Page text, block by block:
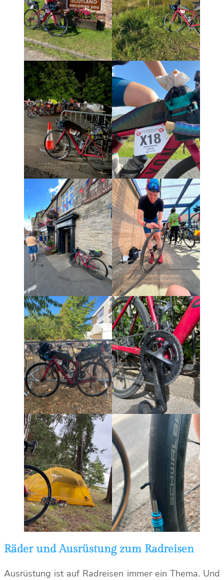
Räder und Ausrüstung zum Radreisen
Ausrüstung ist auf Radreisen immer ein Thema. Und